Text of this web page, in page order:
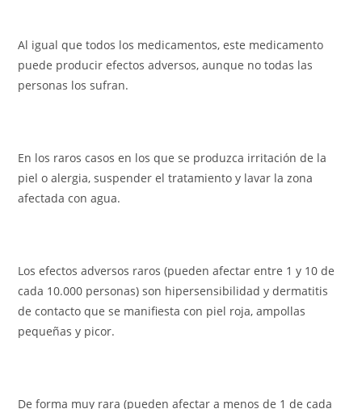
Al igual que todos los medicamentos, este medicamento
puede producir efectos adversos, aunque no todas las
personas los sufran.
En los raros casos en los que se produzca irritación de la
piel o alergia, suspender el tratamiento y lavar la zona
afectada con agua.
Los efectos adversos raros (pueden afectar entre 1 y 10 de
cada 10.000 personas) son hipersensibilidad y dermatitis
de contacto que se manifiesta con piel roja, ampollas
pequeñas y picor.
De forma muy rara (pueden afectar a menos de 1 de cada